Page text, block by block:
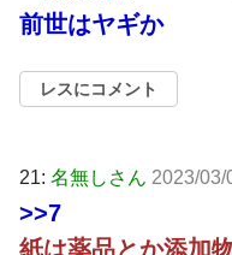
前世はヤギか
レスにコメント
21: 名無しさん 2023/03/
>>7
紙は薬品とか添加